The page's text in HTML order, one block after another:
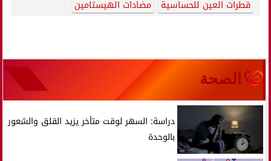
قطرات العين للحساسية
مضادات الهيستامين
الصحة
دراسة: السهر لوقت متأخر يزيد القلق والشعور
بالوحدة